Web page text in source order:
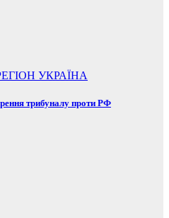
УКРАЇНА
трибуналу проти РФ